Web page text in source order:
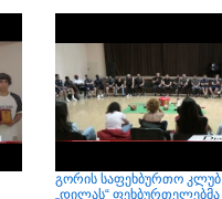
გორის საფეხბურთო კლუბ
„დილას“ ფეხბურთელებმა